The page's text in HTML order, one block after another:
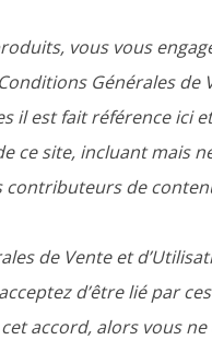
vous vous
Générales
est fait référence ici
ce site, incluant
contributeurs de
de Vente et
d’être lié par
accord, alors vous